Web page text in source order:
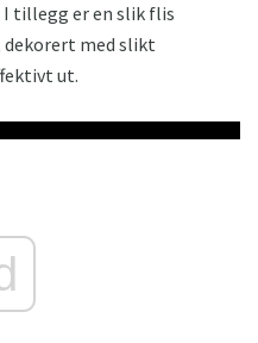
tillegg er en slik flis
med slikt
ut.